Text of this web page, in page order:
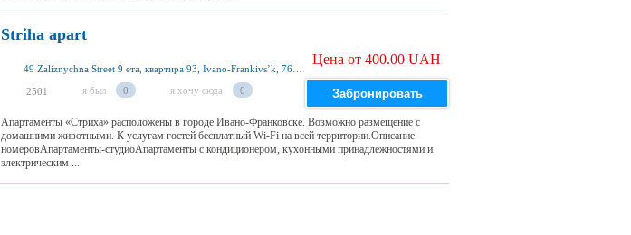
Striha apart
2501 я был 0 я хочу сюда 0
Цена от 400.00 UAH
Забронировать
Апартаменты «Стриха» расположены в городе Ивано-Франковске. Возможно размещение с
домашними животными. К услугам гостей бесплатный Wi-Fi на всей территории.Описание
номеровАпартаменты-студиоАпартаменты с кондиционером, кухонными принадлежностями и
электрическим ...